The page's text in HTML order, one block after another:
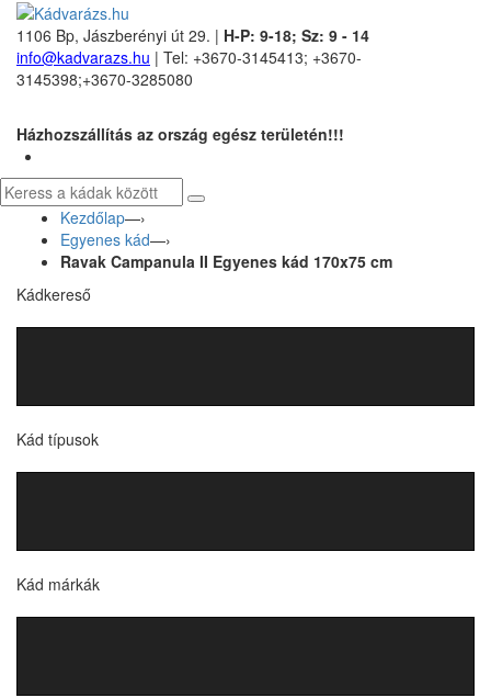
1106 Bp, Jászberényi út 29. | H-P: 9-18; Sz: 9 - 14
info@kadvarazs.hu | Tel: +3670-3145413; +3670-
3145398;+3670-3285080
Házhozszállítás az ország egész területén!!!
Kezdőlap—›
Egyenes kád—›
Ravak Campanula II Egyenes kád 170x75 cm
Kádkereső
Kád típusok
Kád márkák